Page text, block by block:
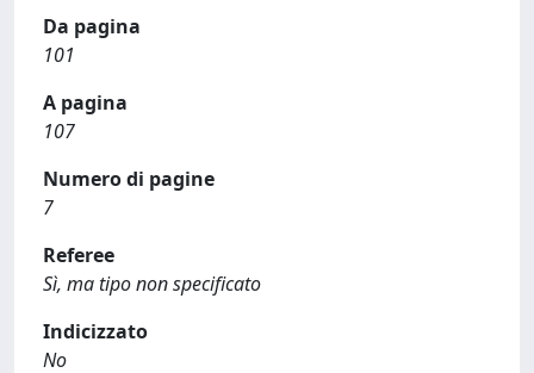
Da pagina
101
A pagina
107
Numero di pagine
7
Referee
Sì, ma tipo non specificato
Indicizzato
No